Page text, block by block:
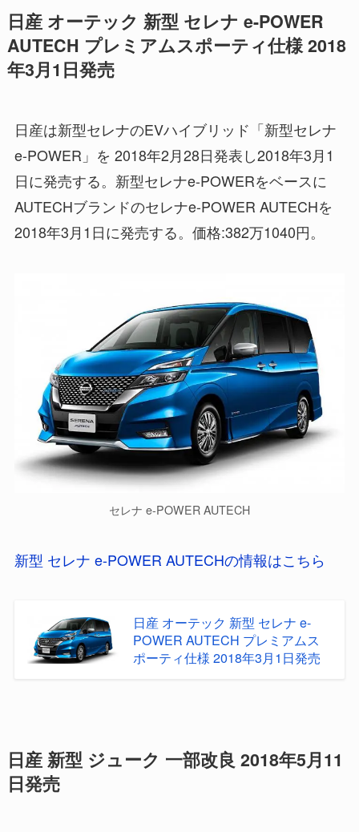
日産 オーテック 新型 セレナ e-POWER
AUTECH プレミアムスポーティ仕様 2018
年3月1日発売
日産は新型セレナのEVハイブリッド「新型セレナ
e-POWER」を 2018年2月28日発表し2018年3月1
日に発売する。新型セレナe-POWERをベースに
AUTECHブランドのセレナe-POWER AUTECHを
2018年3月1日に発売する。価格:382万1040円。
セレナ e-POWER AUTECH
新型 セレナ e-POWER AUTECHの情報はこちら
日産 オーテック 新型 セレナ e-
POWER AUTECH プレミアムス
ポーティ仕様 2018年3月1日発売
日産 新型 ジューク 一部改良 2018年5月11
日発売